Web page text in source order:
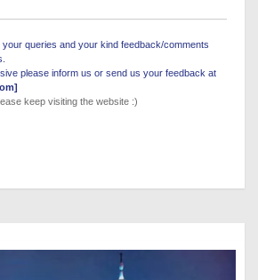
queries and your kind feedback/comments
please inform us or send us your feedback at
keep visiting the website :)